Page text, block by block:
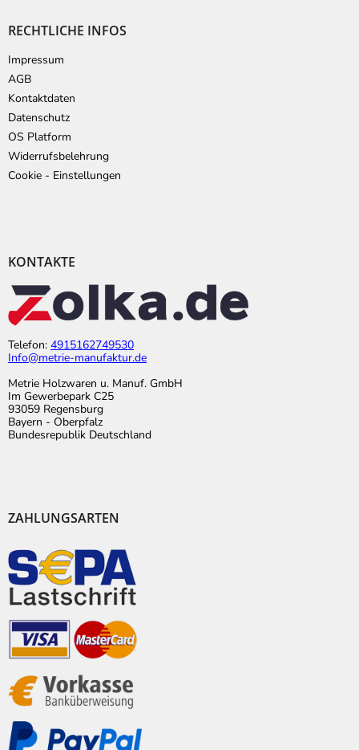
RECHTLICHE INFOS
Impressum
AGB
Kontaktdaten
Datenschutz
OS Platform
Widerrufsbelehrung
Cookie - Einstellungen
KONTAKTE
Telefon: 4915162749530
Info@metrie-manufaktur.de
Metrie Holzwaren u. Manuf. GmbH
Im Gewerbepark C25
93059 Regensburg
Bayern - Oberpfalz
Bundesrepublik Deutschland
ZAHLUNGSARTEN